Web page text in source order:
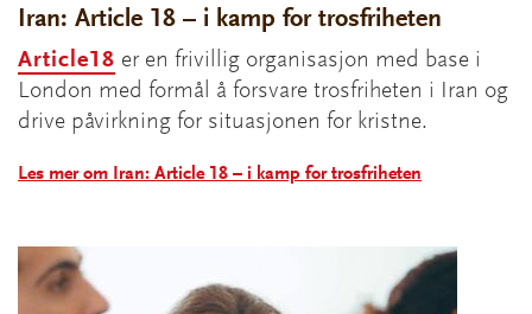
Iran: Article 18 – i kamp for trosfriheten
Article18 er en frivillig organisasjon med base i
London med formål å forsvare trosfriheten i Iran og
drive påvirkning for situasjonen for kristne.
Les mer om Iran: Article 18 – i kamp for trosfriheten